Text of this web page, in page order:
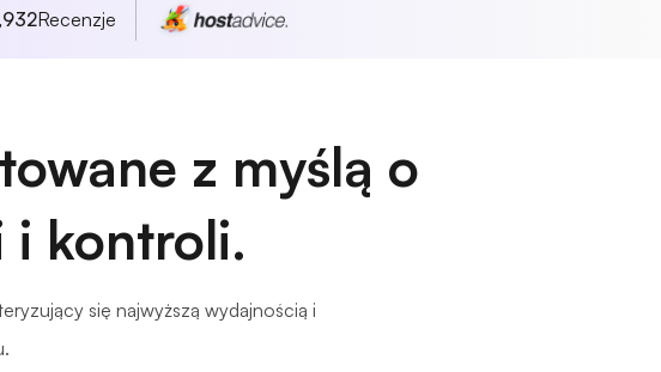
Recenzje
z myślą o
i kontroli.
się najwyższą wydajnością i